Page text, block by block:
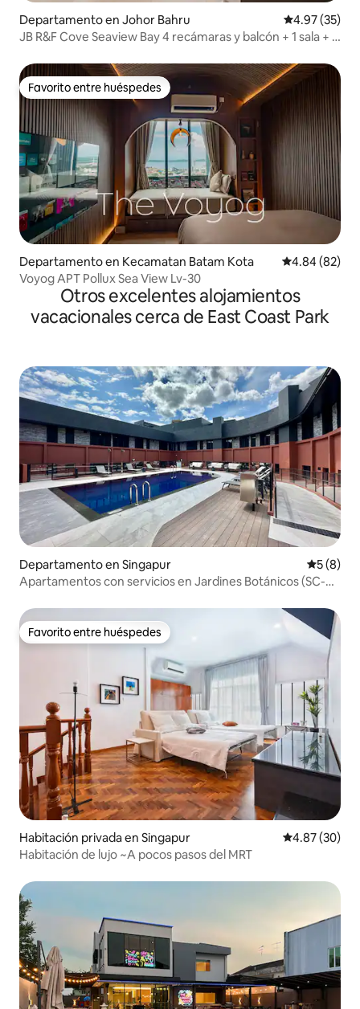
Departamento en Johor Bahru Calificación
4.97 (35)
JB R&F Cove Seaview Bay 4 recámaras y balcón + 1 sala + 3
Favorito entre huéspedes
Favorito entre huéspedes
Departamento en Kecamatan Batam Kota Calificación
4.84 (82)
Voyog APT Pollux Sea View Lv-30
Otros excelentes alojamientos
vacacionales cerca de East Coast Park
Departamento en Singapur
5 (8)
Apartamentos con servicios en Jardines Botánicos (SC-
Favorito entre huéspedes
Favorito entre huéspedes
Habitación privada en Singapur Calificación
4.87 (30)
Habitación de lujo ~A pocos pasos del MRT